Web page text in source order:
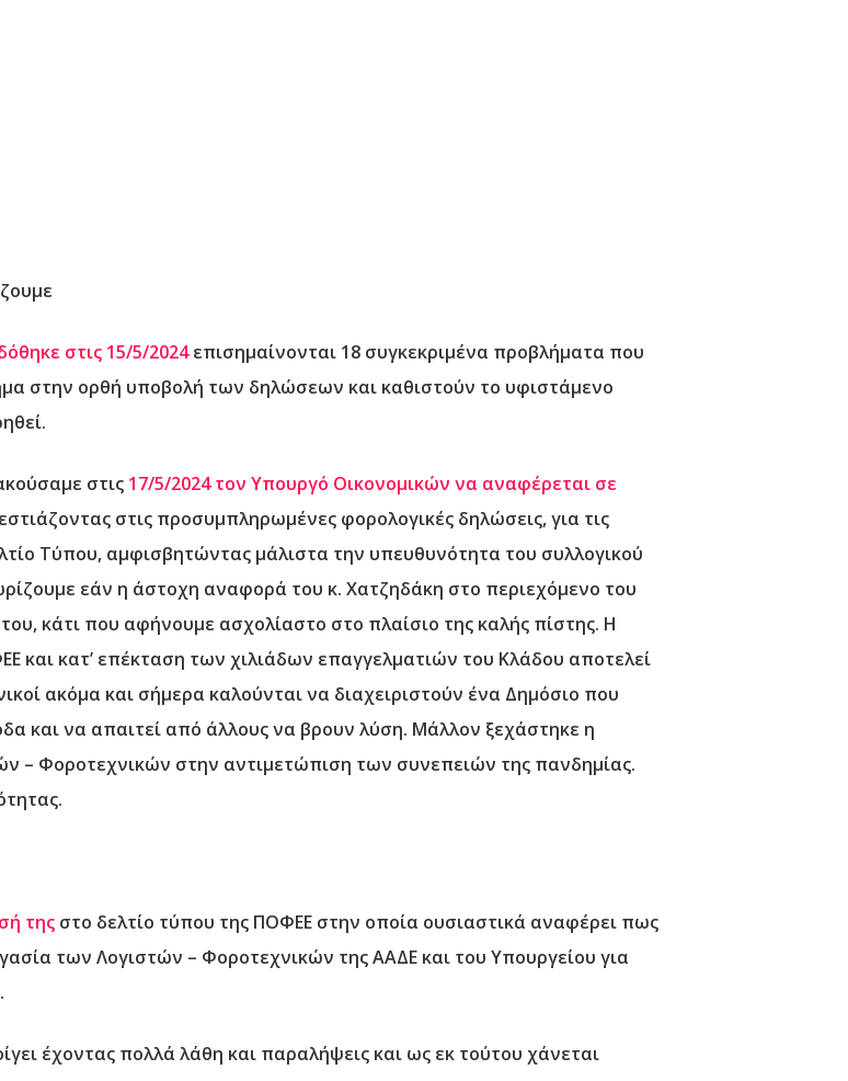
στις 15/5/2024επισημαίνονται 18 συγκεκριμένα προβλήματα που
στην ορθή υποβολή των δηλώσεων και καθιστούν το υφιστάμενο
στις 17/5/2024 τον Υπουργό Οικονομικών να αναφέρεται σε
στις προσυμπληρωμένες φορολογικές δηλώσεις, για τις
Τύπου, αμφισβητώντας μάλιστα την υπευθυνότητα του συλλογικού
εάν η άστοχη αναφορά του κ. Χατζηδάκη στο περιεχόμενο του
κάτι που αφήνουμε ασχολίαστο στο πλαίσιο της καλής πίστης. Η
και κατ’ επέκταση των χιλιάδων επαγγελματιών του Κλάδου αποτελεί
ακόμα και σήμερα καλούνται να διαχειριστούν ένα Δημόσιο που
και να απαιτεί από άλλους να βρουν λύση. Μάλλον ξεχάστηκε η
– Φοροτεχνικών στην αντιμετώπιση των συνεπειών της πανδημίας.
της στο δελτίο τύπου της ΠΟΦΕΕ στην οποία ουσιαστικά αναφέρει πως
των Λογιστών – Φοροτεχνικών της ΑΑΔΕ και του Υπουργείου για
έχοντας πολλά λάθη και παραλήψεις και ως εκ τούτου χάνεται